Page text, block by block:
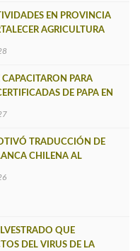
EN PROVINCIA
AGRICULTURA
CAPACITARON PARA
DE PAPA EN
TRADUCCIÓN DE
CHILENA AL
QUE
DEL VIRUS DE LA